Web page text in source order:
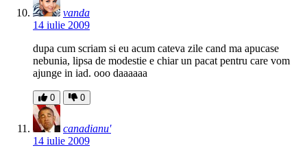
vanda
14 iulie 2009
dupa cum scriam si eu acum cateva zile cand ma apucase
nebunia, lipsa de modestie e chiar un pacat pentru care vom
ajunge in iad. ooo daaaaaa
0 0
canadianu'
14 iulie 2009